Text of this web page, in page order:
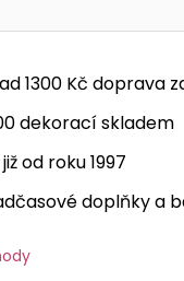
1300 Kč doprava
dekorací skladem
od roku 1997
doplňky a